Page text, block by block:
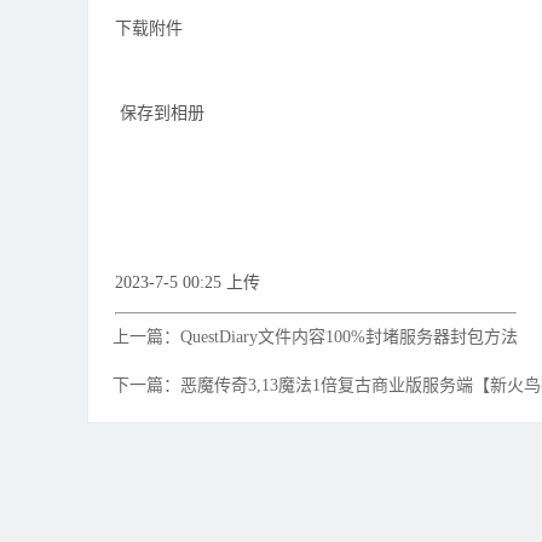
下载附件
保存到相册
2023-7-5 00:25 上传
上一篇：QuestDiary文件内容100%封堵服务器封包方法
下一篇：恶魔传奇3,13魔法1倍复古商业版服务端【新火